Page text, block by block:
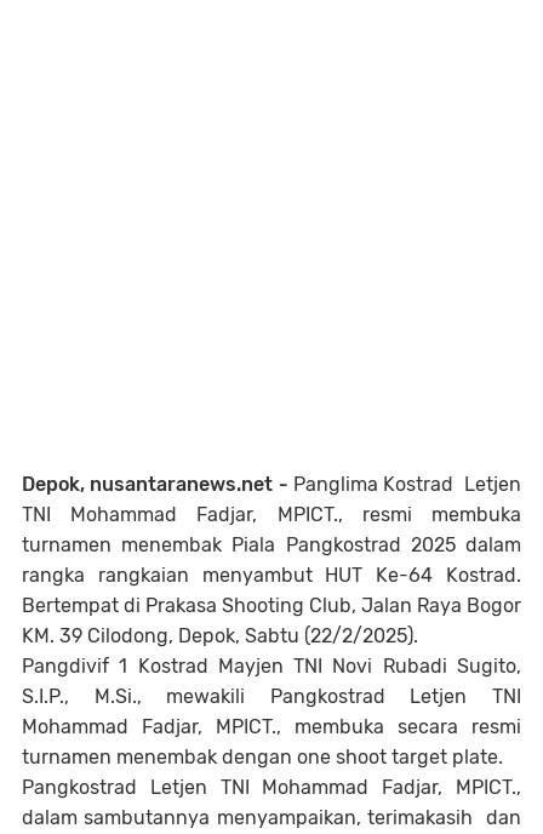
Depok, nusantaranews.net - Panglima Kostrad Letjen
TNI Mohammad Fadjar, MPICT., resmi membuka
turnamen menembak Piala Pangkostrad 2025 dalam
rangka rangkaian menyambut HUT Ke-64 Kostrad.
Bertempat di Prakasa Shooting Club, Jalan Raya Bogor
KM. 39 Cilodong, Depok, Sabtu (22/2/2025).
Pangdivif 1 Kostrad Mayjen TNI Novi Rubadi Sugito,
S.I.P., M.Si., mewakili Pangkostrad Letjen TNI
Mohammad Fadjar, MPICT., membuka secara resmi
turnamen menembak dengan one shoot target plate.
Pangkostrad Letjen TNI Mohammad Fadjar, MPICT.,
dalam sambutannya menyampaikan, terimakasih dan